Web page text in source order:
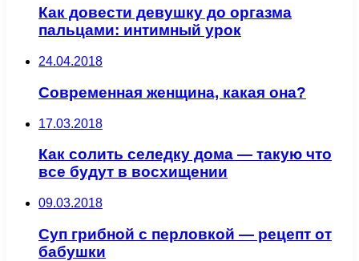
Как довести девушку до оргазма
пальцами: интимный урок
24.04.2018
Современная женщина, какая она?
17.03.2018
Как солить селедку дома — такую что
все будут в восхищении
09.03.2018
Суп грибной с перловкой — рецепт от
бабушки